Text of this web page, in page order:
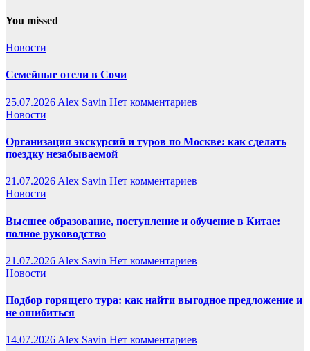
You missed
Новости
Семейные отели в Сочи
25.07.2026 Alex Savin Нет комментариев
Новости
Организация экскурсий и туров по Москве: как сделать
поездку незабываемой
21.07.2026 Alex Savin Нет комментариев
Новости
Высшее образование, поступление и обучение в Китае:
полное руководство
21.07.2026 Alex Savin Нет комментариев
Новости
Подбор горящего тура: как найти выгодное предложение и
не ошибиться
14.07.2026 Alex Savin Нет комментариев